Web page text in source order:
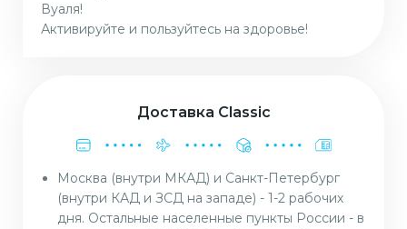
Вуаля!
Активируйте и пользуйтесь на здоровье!
Доставка Classic
Москва (внутри МКАД) и Санкт-Петербург
(внутри КАД и ЗСД на западе) - 1-2 рабочих
дня. Остальные населенные пункты России - в